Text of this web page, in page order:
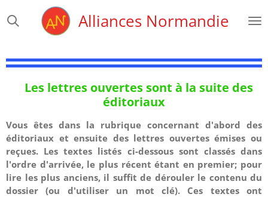
au
Alliances Normandie
Les lettres ouvertes sont à la suite des
éditoriaux
Vous êtes dans la rubrique concernant d'abord des
éditoriaux et ensuite des lettres ouvertes émises ou
reçues. Les textes listés ci-dessous sont classés dans
l'ordre d'arrivée, le plus récent étant en premier; pour
lire les plus anciens, il suffit de dérouler le contenu du
dossier (ou d'utiliser un mot clé). Ces textes ont